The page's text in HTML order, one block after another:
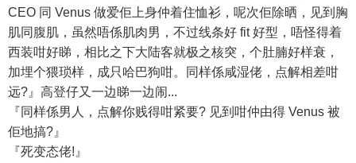
CEO 同 Venus 做爱佢上身仲着住恤衫，呢次佢除晒，见到胸
肌同腹肌，虽然唔係肌肉男，不过线条好 fit 好型，唔怪得着
西装咁好睇，相比之下大陆客就极之核突，个肚腩好样衰，
加埋个猥琐样，成只哈巴狗咁。同样係咸湿佬，点解相差咁
远?』高登仔又一边睇一边闹...
『同样係男人，点解你贱得咁紧要? 见到咁仲由得 Venus 被
佢地搞?』
『死变态佬!』